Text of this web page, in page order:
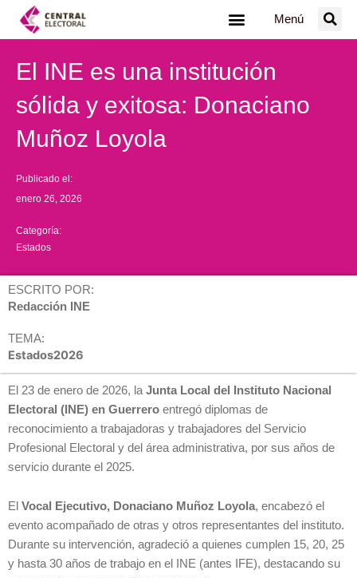
Menú
El INE es una institución
sólida y exitosa: Donaciano
Muñoz Loyola
Publicado el:
enero 26, 2026
Categoría:
Estados
ESCRITO POR:
Redacción INE
TEMA:
Estados2026
El 23 de enero de 2026, la Junta Local del Instituto Nacional
Electoral (INE) en Guerrero entregó diplomas de
reconocimiento a trabajadoras y trabajadores del Servicio
Profesional Electoral y del área administrativa, por sus años de
servicio durante el 2025.
El Vocal Ejecutivo, Donaciano Muñoz Loyola, encabezó el
evento acompañado de otras y otros representantes del instituto.
Durante su intervención, agradeció a quienes cumplen 15, 20, 25
y hasta 30 años de trabajo en el INE (antes IFE), destacando su